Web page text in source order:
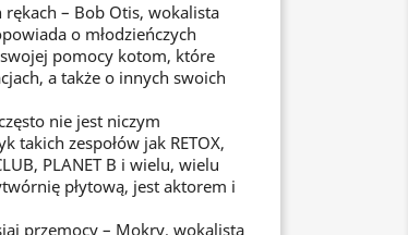
– Bob Otis, wokalista
o młodzieńczych
swojej pomocy kotom, które
a także o innych swoich
nie jest niczym
takich zespołów jak RETOX,
PLANET B i wielu, wielu
płytową, jest aktorem i
przemocy – Mokry, wokalista